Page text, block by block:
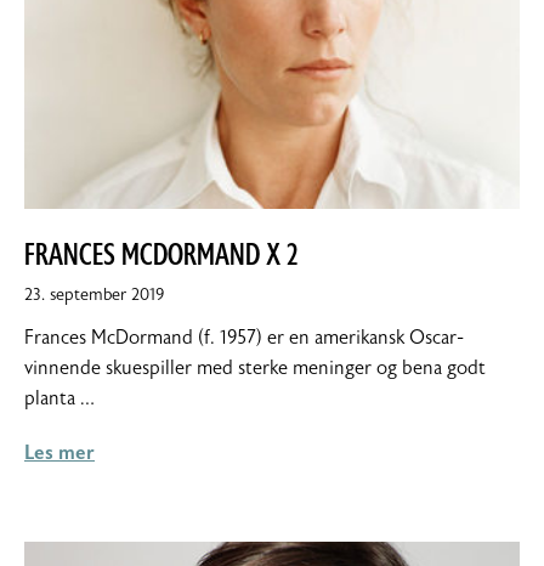
FRANCES MCDORMAND X 2
23. september 201926.
2019
Frances McDormand (f. 1957) er en amerikansk Oscar-
vinnende skuespiller med sterke meninger og bena godt
planta …
Les mer